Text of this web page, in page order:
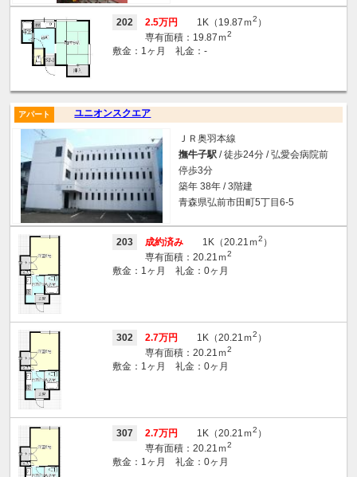
202 2.5万円 1K（19.87ｍ2 ）
専有面積：19.87ｍ2
敷金：1ヶ月 礼金：-
ユニオンスクエア
アパート
ＪＲ奥羽本線
撫牛子駅 / 徒歩24分 / 弘愛会病院前
停歩3分
築年 38年 / 3階建
青森県弘前市田町5丁目6-5
203 成約済み 1K（20.21ｍ2 ）
専有面積：20.21ｍ2
敷金：1ヶ月 礼金：0ヶ月
302 2.7万円 1K（20.21ｍ2 ）
専有面積：20.21ｍ2
敷金：1ヶ月 礼金：0ヶ月
307 2.7万円 1K（20.21ｍ2 ）
専有面積：20.21ｍ2
敷金：1ヶ月 礼金：0ヶ月